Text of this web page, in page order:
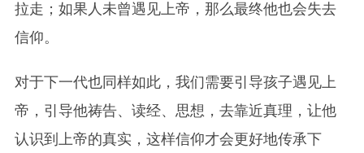
拉走；如果人未曾遇见上帝，那么最终他也会失去
信仰。
对于下一代也同样如此，我们需要引导孩子遇见上
帝，引导他祷告、读经、思想，去靠近真理，让他
认识到上帝的真实，这样信仰才会更好地传承下